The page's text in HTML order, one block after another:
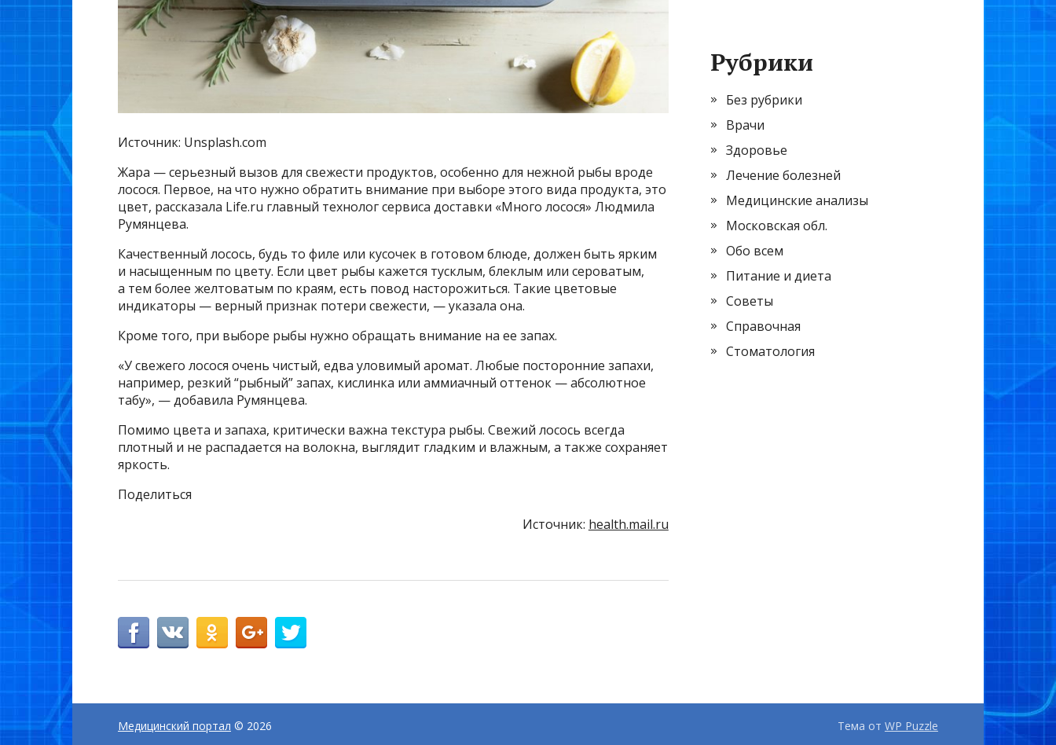
Источник: Unsplash.com
Жара — серьезный вызов для свежести продуктов, особенно для нежной рыбы вроде
лосося. Первое, на что нужно обратить внимание при выборе этого вида продукта, это
цвет, рассказала Life.ru главный технолог сервиса доставки «Много лосося» Людмила
Румянцева.
Качественный лосось, будь то филе или кусочек в готовом блюде, должен быть ярким
и насыщенным по цвету. Если цвет рыбы кажется тусклым, блеклым или сероватым,
а тем более желтоватым по краям, есть повод насторожиться. Такие цветовые
индикаторы — верный признак потери свежести, — указала она.
Кроме того, при выборе рыбы нужно обращать внимание на ее запах.
«У свежего лосося очень чистый, едва уловимый аромат. Любые посторонние запахи,
например, резкий “рыбный” запах, кислинка или аммиачный оттенок — абсолютное
табу», — добавила Румянцева.
Помимо цвета и запаха, критически важна текстура рыбы. Свежий лосось всегда
плотный и не распадается на волокна, выглядит гладким и влажным, а также сохраняет
яркость.
Поделиться
Источник: health.mail.ru
Рубрики
Без рубрики
Врачи
Здоровье
Лечение болезней
Медицинские анализы
Московская обл.
Обо всем
Питание и диета
Советы
Справочная
Стоматология
Медицинский портал © 2026 Тема от WP Puzzle